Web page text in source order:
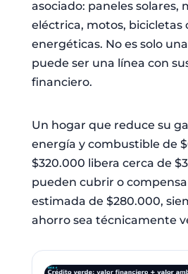
asociado: paneles solares,
eléctrica, motos, bicicletas
energéticas. No es solo
puede ser una línea con
financiero.
Un hogar que reduce su
energía y combustible de
$320.000 libera cerca de
pueden cubrir o
estimada de $280.000,
ahorro sea técnicamente